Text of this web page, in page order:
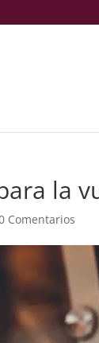
la
Comentarios